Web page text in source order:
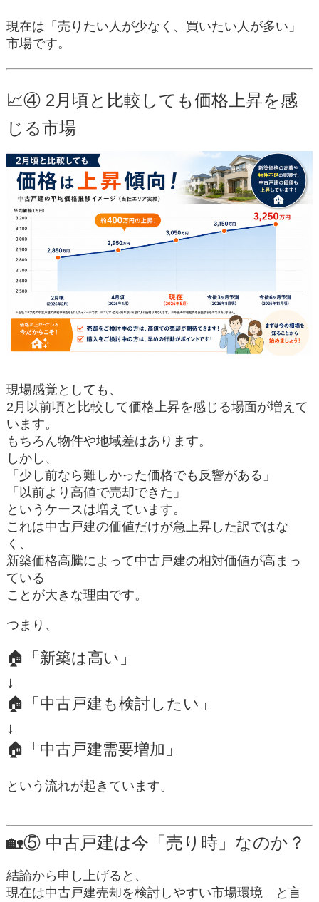
現在は「売りたい人が少なく、買いたい人が多い」
市場です。
📈④ 2月頃と比較しても価格上昇を感
じる市場
現場感覚としても、
2月以前頃と比較して価格上昇を感じる場面が増えて
います。
もちろん物件や地域差はあります。
しかし、
「少し前なら難しかった価格でも反響がある」
「以前より高値で売却できた」
というケースは増えています。
これは中古戸建の価値だけが急上昇した訳ではな
く、
新築価格高騰によって中古戸建の相対価値が高まっ
ている
ことが大きな理由です。
つまり、
🏠「新築は高い」
↓
🏠「中古戸建も検討したい」
↓
🏠「中古戸建需要増加」
という流れが起きています。
🏡⑤ 中古戸建は今「売り時」なのか？
結論から申し上げると、
現在は中古戸建売却を検討しやすい市場環境
と言